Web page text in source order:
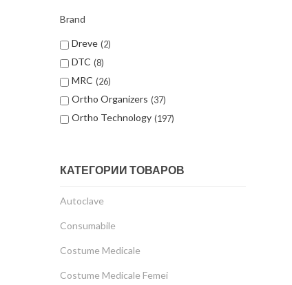
Brand
Dreve 2
DTC 8
MRC 26
Ortho Organizers 37
Ortho Technology 197
КАТЕГОРИИ ТОВАРОВ
Autoclave
Consumabile
Costume Medicale
Costume Medicale Femei